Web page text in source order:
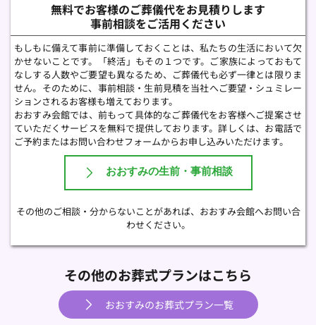
無料でお客様のご葬儀代をお見積りします
事前相談をご活用ください
もしもに備えて事前に準備しておくことは、私たちの生活において欠
かせないことです。「終活」もその１つです。ご家族によっておもて
なしする人数やご要望も異なるため、ご葬儀代も必ず一律とは限りま
せん。そのために、事前相談・生前見積を当社へご要望・シュミレー
ションされるお客様も増えております。
おおすみ会館では、前もって具体的なご葬儀代をお客様へご提案させ
ていただくサービスを無料で提供しております。詳しくは、お電話で
ご予約またはお問い合わせフォームからお申し込みいただけます。
おおすみの生前・事前相談
その他のご相談・分からないことがあれば、おおすみ会館へお問い合
わせください。
その他のお葬式プランはこちら
おおすみのお葬式プラン一覧